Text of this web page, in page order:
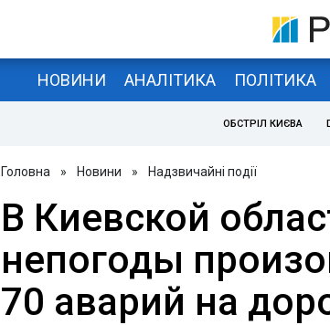
НОВИНИ АНАЛІТИКА ПОЛІТИКА
ОБСТРІЛ КИЄВА
Головна » Новини » Надзвичайні події
В Киевской
непогоды
70 аварий на